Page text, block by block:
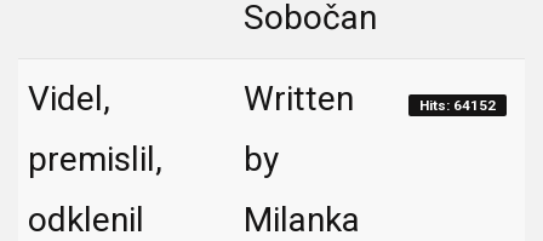
Sobočan
Videl,
premislil,
odklenil
Written
by
Milanka
Hits: 64152